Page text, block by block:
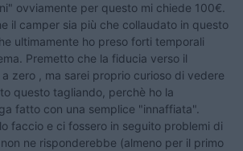
ovviamente per questo mi chiede 100€.
il camper sia più che collaudato in questo
ultimamente ho preso forti temporali
Premetto che la fiducia verso il
zero , ma sarei proprio curioso di vedere
questo tagliando, perchè ho la
fatto con una semplice "innaffiata".
faccio e ci fossero in seguito problemi di
ne risponderebbe (almeno per il primo